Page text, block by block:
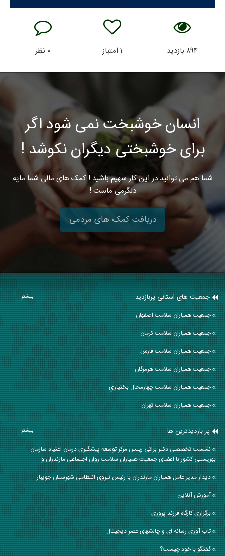
۸۹۴ بازدید ۱امتیاز ۰ نظر
انسان خوشبخت نمی شود اگر
برای خوشبختی دیگران نکوشد !
شما هم می توانید در این کار سهیم باشید ! کمک های مالی شما مایه
دلگرمی ماست !
دریافت کمک های مردمی
جمعیت های استانی پربازدید بیشتر ...
جمعیت همیاران سلامت اصفهان
جمعیت همیاران سلامت كرمان
جمعیت همیاران سلامت فارس
جمعیت همیاران سلامت هرمزگان
جمعیت همیاران سلامت چهارمحال بختياري
جمعیت همیاران سلامت تهران
پر بازدیدترین ها بیشتر ...
نشست تخصصی دکتر براتی رییس مرکز توسعه پیشگیری درمان اعتیاد سازمان
بهزیستی کشور با اعضای جمعیت همیاران سلامت روان اجتماعی مازندران و
دیدار مدیر عامل همیاران مازندران با رئیس نیروی انتظامی شهرستان جویبار
آموزش آنلاین
برگزاری کارگاه فرزند پروری
تاب آوری رسانه ای و چالشهای عصر دیجیتال
گفتگو با خود چیست؟